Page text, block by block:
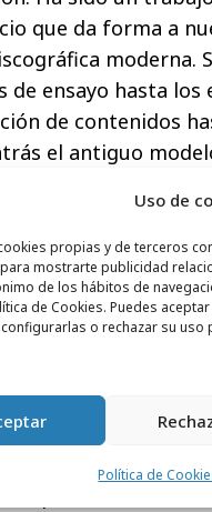
Uso de
propias y de terceros
mostrarte publicidad
de los hábitos de
de Cookies. Puedes
o rechazar su
Política de
que da forma a
moderna.
de ensayo hasta los
de contenidos
el antiguo
la colaboración y
Marshall, Co-
es un lugar
escuchados.
de poner el talento
Han roto los
algo fresco e
de trabajo, hoy”.
presidente de